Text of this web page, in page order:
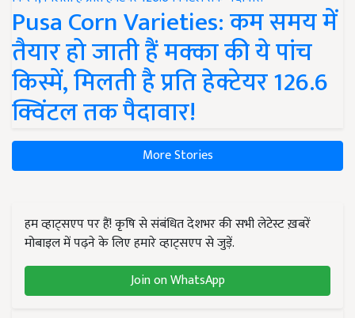
Pusa Corn Varieties: कम समय में
तैयार हो जाती हैं मक्का की ये पांच
किस्में, मिलती है प्रति हेक्टेयर 126.6
क्विंटल तक पैदावार!
More Stories
हम व्हाट्सएप पर हैं! कृषि से संबंधित देशभर की सभी लेटेस्ट ख़बरें
मोबाइल में पढ़ने के लिए हमारे व्हाट्सएप से जुड़ें.
Join on WhatsApp